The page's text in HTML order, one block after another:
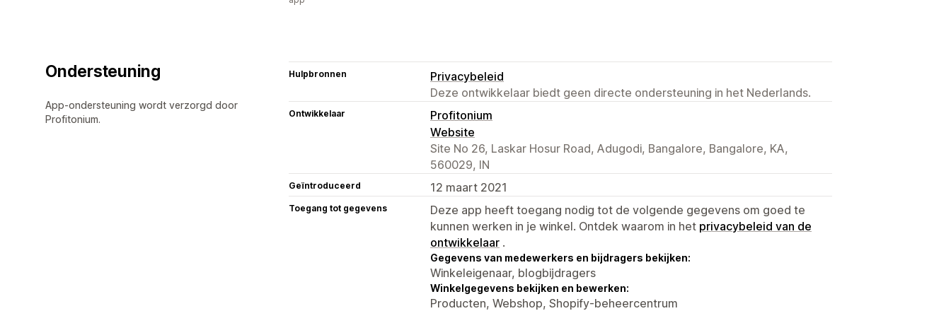
Ondersteuning
App-ondersteuning wordt verzorgd door
Profitonium.
Hulpbronnen
Privacybeleid
Deze ontwikkelaar biedt geen directe ondersteuning in het Nederlands.
Ontwikkelaar
Profitonium
Website
Site No 26, Laskar Hosur Road, Adugodi, Bangalore, Bangalore, KA,
560029, IN
Geïntroduceerd 12 maart 2021
Toegang tot gegevens
Deze app heeft toegang nodig tot de volgende gegevens om goed te
kunnen werken in je winkel. Ontdek waarom in het privacybeleid van de
ontwikkelaar .
Gegevens van medewerkers en bijdragers bekijken:
Winkeleigenaar, blogbijdragers
Winkelgegevens bekijken en bewerken:
Producten, Webshop, Shopify-beheercentrum